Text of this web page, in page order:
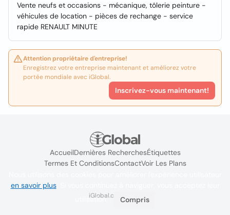
Vente neufs et occasions - mécanique, tôlerie peinture -
véhicules de location - pièces de rechange - service
rapide RENAULT MINUTE
Attention propriétaire d'entreprise!
Enregistrez votre entreprise maintenant et améliorez votre
portée mondiale avec iGlobal.
Inscrivez-vous maintenant!
AccueilDernières RecherchesÉtiquettes
Termes Et ConditionsContactVoir Les Plans
iGlobal.co @ 2024
en savoir plus. Si vous continuez à naviguer, vous acceptez leur
utilisation.
Compris